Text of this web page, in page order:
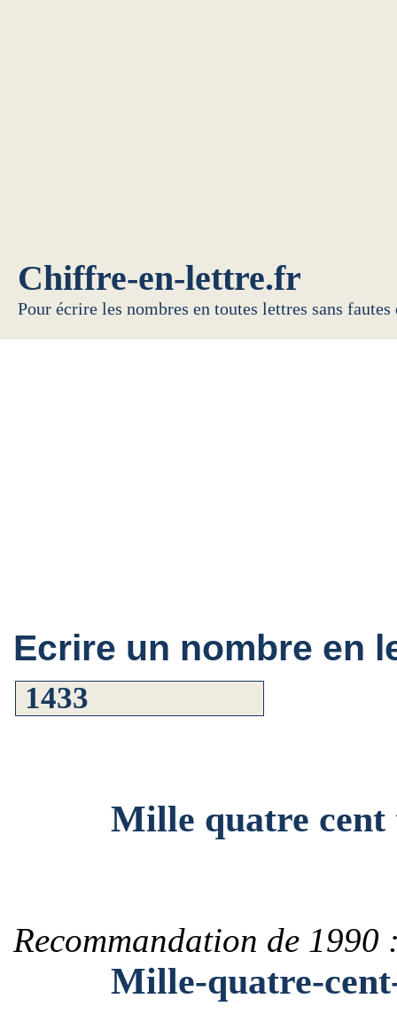
Chiffre-en-lettre.fr
Pour écrire les nombres en toutes lettres sans
Ecrire un nombre en
Mille quatre cent
Recommandation de 1990
Mille-quatre-cent-